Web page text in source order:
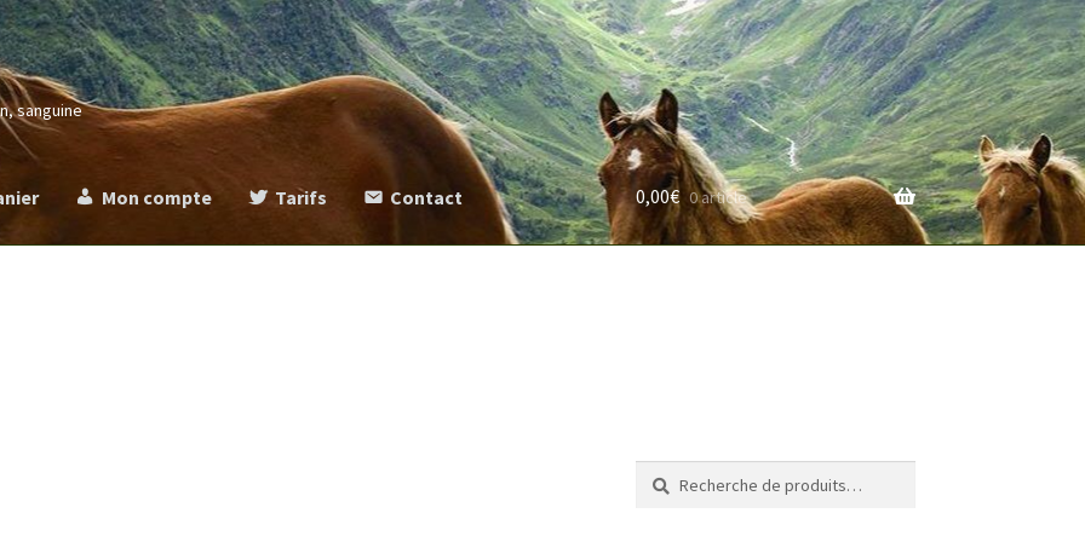
sanguine
Mon compte Tarifs Contact 0,00€ 0 article
Recherche
pour :
Recherche